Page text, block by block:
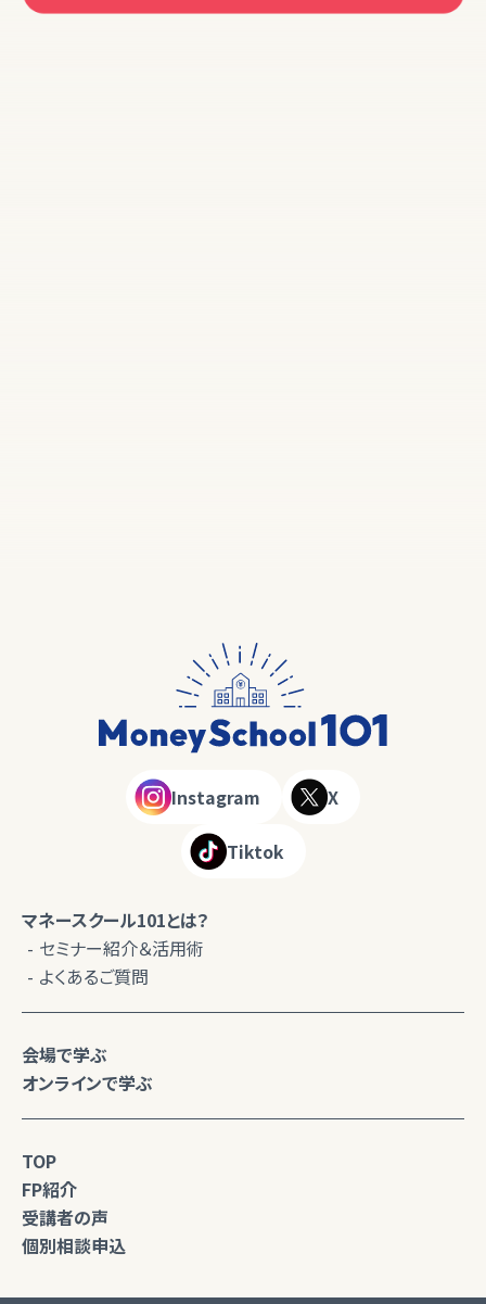
Instagram X
Tiktok
マネースクール101とは？
セミナー紹介＆活用術
よくあるご質問
会場で学ぶ
オンラインで学ぶ
TOP
FP紹介
受講者の声
個別相談申込